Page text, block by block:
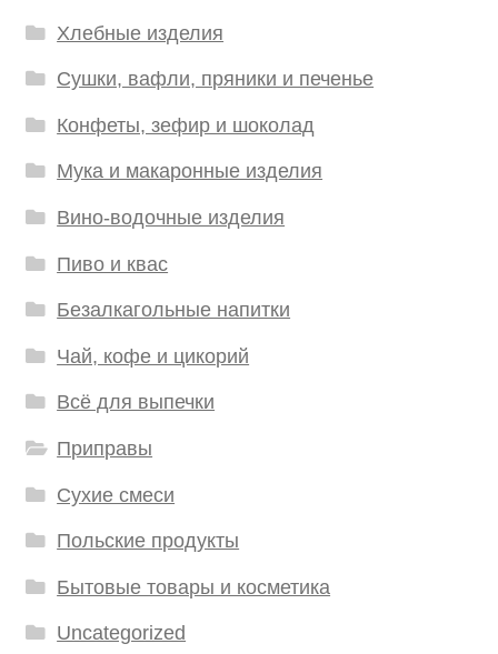
Хлебные изделия
Сушки, вафли, пряники и печенье
Конфеты, зефир и шоколад
Мука и макаронные изделия
Вино-водочные изделия
Пиво и квас
Безалкагольные напитки
Чай, кофе и цикорий
Всё для выпечки
Приправы
Сухие смеси
Польские продукты
Бытовые товары и косметика
Uncategorized